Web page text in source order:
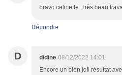
bravo celinette , très beau
Répondre
D didine 08/12/2022 14:01
Encore un bien joli résultat